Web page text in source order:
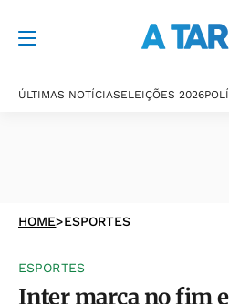
ÚLTIMAS NOTÍCIASELEIÇÕES 2026
HOME>ESPORTES
ESPORTES
Inter marca no fim